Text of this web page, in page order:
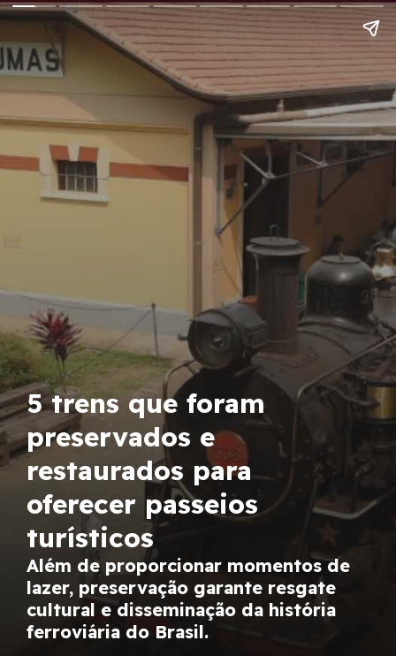
5 trens que foram
preservados e
restaurados para
oferecer passeios
turísticos
Além de proporcionar momentos de
lazer, preservação garante resgate
cultural e disseminação da história
ferroviária do Brasil.